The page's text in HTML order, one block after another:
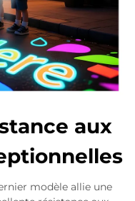
aux
modèle allie une